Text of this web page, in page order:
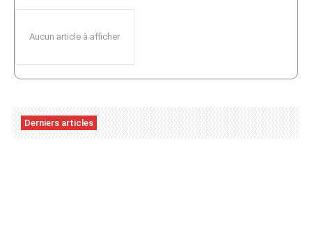
Aucun article à afficher
Derniers articles